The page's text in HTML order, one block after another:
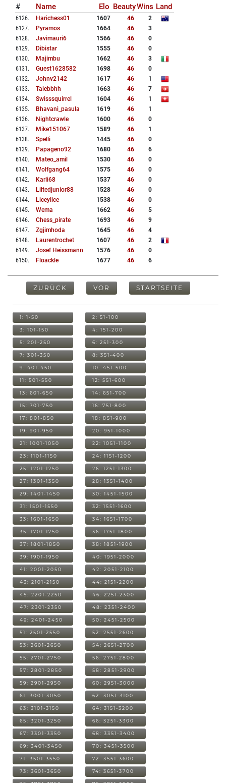
# Name Elo BeautyWins Land
6126. Harichess01 1607 46
2
6127. Pyramos 1664 46
3
6128. Javimauri6 1566 46
0
6129. Dibistar 1555 46
0
6130. Majimbu 1662 46
3
6131 . Guest1628582 1698 46
0
6132. Johnv2142 1617 46
1
6133. Taiebbhh 1663 46
7
6134. Swisssquirrel 1604 46
1
6135. Bhavani_pasula 1619 46
1
6136. Nightcrawle 1600 46
0
6137. Mike151067 1589 46
1
6138. Spelli 1445 46
0
6139. Papageno92 1680 46
6
6140. Mateo_amil 1530 46
0
6141 . Wolfgang64 1575 46
0
6142. Karli68 1537 46
0
6143. Liltedjunior88 1528 46
0
6144. Liceylice 1538 46
0
6145. Wema 1662 46
5
6146. Chess_pirate 1693 46
9
6147. Zgjimhoda 1645 46
4
6148. Laurentrochet 1607 46
2
6149. Josef Heissmann 1576 46
0
6150. Floackle 1677 46 6
ZURÜCK VOR STARTSEITE
1: 1-50 2: 51-100
3: 101-150 4: 151-200
5: 201-250 6: 251-300
7: 301-350 8: 351-400
9: 401-450 10: 451-500
11: 501-550 12: 551-600
13: 601-650 14: 651-700
15: 701-750 16: 751-800
17: 801-850 18: 851-900
19: 901-950 20: 951-1000
21: 1001-1050 22: 1051-1100
23: 1101-1150 24: 1151-1200
25: 1201-1250 26: 1251-1300
27: 1301-1350 28: 1351-1400
29: 1401-1450 30: 1451-1500
31: 1501-1550 32: 1551-1600
33: 1601-1650 34: 1651-1700
35: 1701-1750 36: 1751-1800
37: 1801-1850 38: 1851-1900
39: 1901-1950 40: 1951-2000
41: 2001-2050 42: 2051-2100
43: 2101-2150 44: 2151-2200
45: 2201-2250 46: 2251-2300
47: 2301-2350 48: 2351-2400
49: 2401-2450 50: 2451-2500
51: 2501-2550 52: 2551-2600
53: 2601-2650 54: 2651-2700
55: 2701-2750 56: 2751-2800
57: 2801-2850 58: 2851-2900
59: 2901-2950 60: 2951-3000
61: 3001-3050 62: 3051-3100
63: 3101-3150 64: 3151-3200
65: 3201-3250 66: 3251-3300
67: 3301-3350 68: 3351-3400
69: 3401-3450 70: 3451-3500
71: 3501-3550 72: 3551-3600
73: 3601-3650 74: 3651-3700